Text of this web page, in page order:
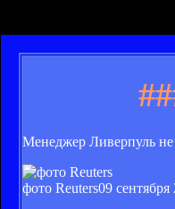
Менеджер Ливерпуль не
фото Reuters09